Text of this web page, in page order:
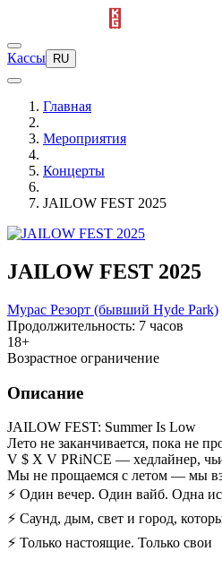
Кассы RU
Главная
Мероприятия
Концерты
JAILOW FEST 2025
JAILOW FEST 2025
Мурас Резорт (бывший Hyde Park)
Продолжительность: 7 часов
18+
Возрастное ограничение
Описание
JAILOW FEST: Summer Is Low
Лето не заканчивается, пока не
V $ X V PRiNCE — хедлайнер,
Мы не прощаемся с летом — мы
⚡ Один вечер. Один вайб. Одна
⚡ Саунд, дым, свет и город,
⚡ Только настоящие. Только свои